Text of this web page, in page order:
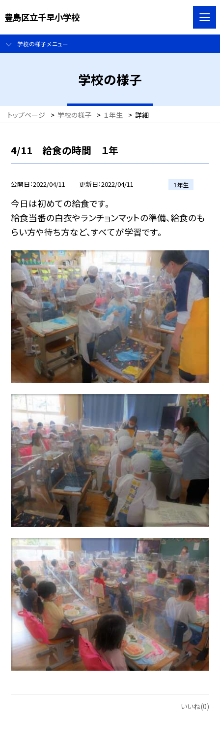
豊島区立千早小学校
学校の様子メニュー
学校の様子
トップページ > 学校の様子 > １年生 > 詳細
4/11 給食の時間 １年
公開日 2022/04/11 更新日 2022/04/11 １年生
今日は初めての給食です。
給食当番の白衣やランチョンマットの準備、給食のも
らい方や待ち方など、すべてが学習です。
いいね(0)